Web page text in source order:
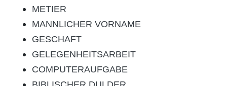
METIER
MANNLICHER VORNAME
GESCHAFT
GELEGENHEITSARBEIT
COMPUTERAUFGABE